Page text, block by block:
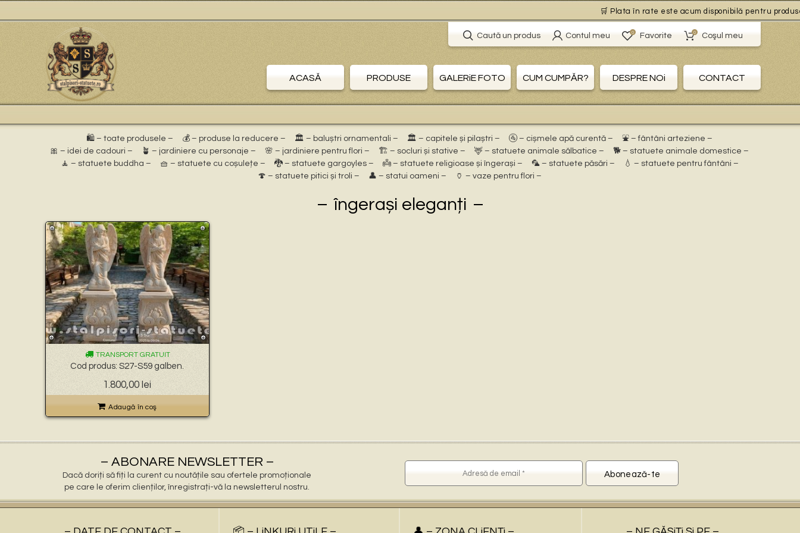
🛒 Plata în rate este acum disponibilă pentru
Caută un produs Contul meu 0 Favorite 0 Coşul meu
ACASĂ PRODUSE GALERiE FOTO CUM CUMPĂR? DESPRE NOi CONTACT
🛍️ – toate produsele – 💰 – produse la reducere – 🏛 – baluștri ornamentali – 🏛 – capitele și pilaștri – 🚰 – cișmele apă curentă –
⛲ – fântâni arteziene –
🎀 – idei de cadouri –
🪴 – jardiniere cu personaje – 🌸 – jardiniere pentru flori – 🏗 – socluri și stative – 🦌 – statuete animale sălbatice –
🐕 – statuete animale domestice –
🧘 – statuete buddha –
🧺 – statuete cu coșulețe – 🐉 – statuete gargoyles – 👼 – statuete religioase și îngerași – 🦜 – statuete păsări –
💧 – statuete pentru fântâni –
🍄 – statuete pitici și troli –
👤 – statui oameni – 🏺 – vaze pentru flori –
îngerași eleganți
TRANSPORT GRATUIT
Cod produs: S27-S59 galben.
1.800,00 lei
Adaugă în coş
– ABONARE NEWSLETTER –
Dacă doriți să fiți la curent cu noutățile sau ofertele promoționale
pe care le oferim clienților, înregistrați-vă la newsletterul nostru.